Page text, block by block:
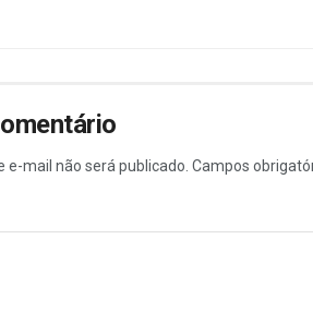
e-mail não será publicado. Campos